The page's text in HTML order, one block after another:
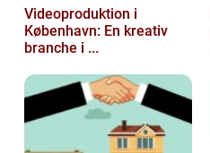
Videoproduktion i
København: En kreativ
branche i ...